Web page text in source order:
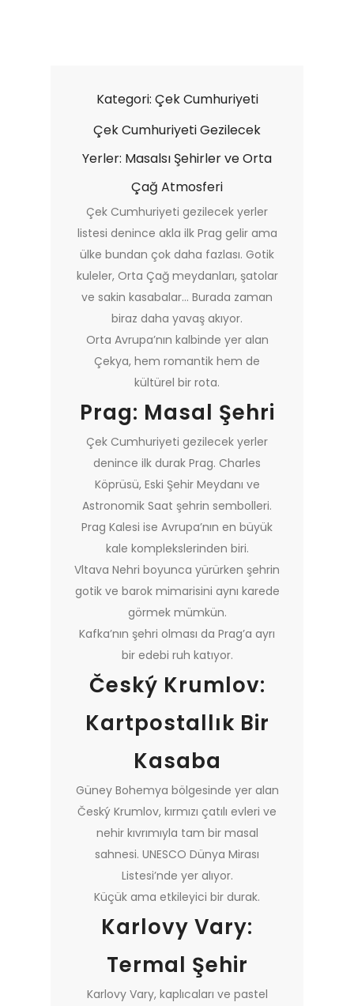
Kategori: Çek Cumhuriyeti
Çek Cumhuriyeti Gezilecek
Yerler: Masalsı Şehirler ve Orta
Çağ Atmosferi
Çek Cumhuriyeti gezilecek yerler
listesi denince akla ilk Prag gelir ama
ülke bundan çok daha fazlası. Gotik
kuleler, Orta Çağ meydanları, şatolar
ve sakin kasabalar… Burada zaman
biraz daha yavaş akıyor.
Orta Avrupa’nın kalbinde yer alan
Çekya, hem romantik hem de
kültürel bir rota.
Prag: Masal Şehri
Çek Cumhuriyeti gezilecek yerler
denince ilk durak Prag. Charles
Köprüsü, Eski Şehir Meydanı ve
Astronomik Saat şehrin sembolleri.
Prag Kalesi ise Avrupa’nın en büyük
kale komplekslerinden biri.
Vltava Nehri boyunca yürürken şehrin
gotik ve barok mimarisini aynı karede
görmek mümkün.
Kafka’nın şehri olması da Prag’a ayrı
bir edebi ruh katıyor.
Český Krumlov:
Kartpostallık Bir
Kasaba
Güney Bohemya bölgesinde yer alan
Český Krumlov, kırmızı çatılı evleri ve
nehir kıvrımıyla tam bir masal
sahnesi. UNESCO Dünya Mirası
Listesi’nde yer alıyor.
Küçük ama etkileyici bir durak.
Karlovy Vary:
Termal Şehir
Karlovy Vary, kaplıcaları ve pastel